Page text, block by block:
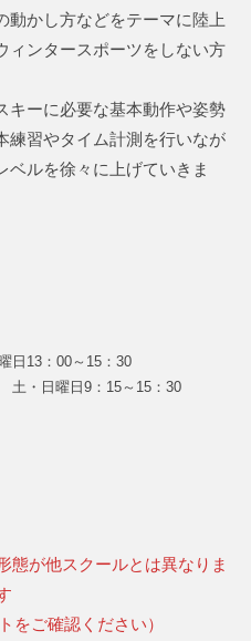
動かし方などをテーマに陸上
ィンタースポーツをしない方
キーに必要な基本動作や姿勢
練習やタイム計測を行いなが
ベルを徐々に上げていきま
日13：00～15：30
・日曜日9：15～15：30
が他スクールとは異なりま
をご確認ください）